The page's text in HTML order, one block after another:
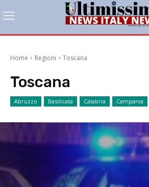
Home Regioni Toscana
Toscana
Abruzzo Basilicata Calabria Campania